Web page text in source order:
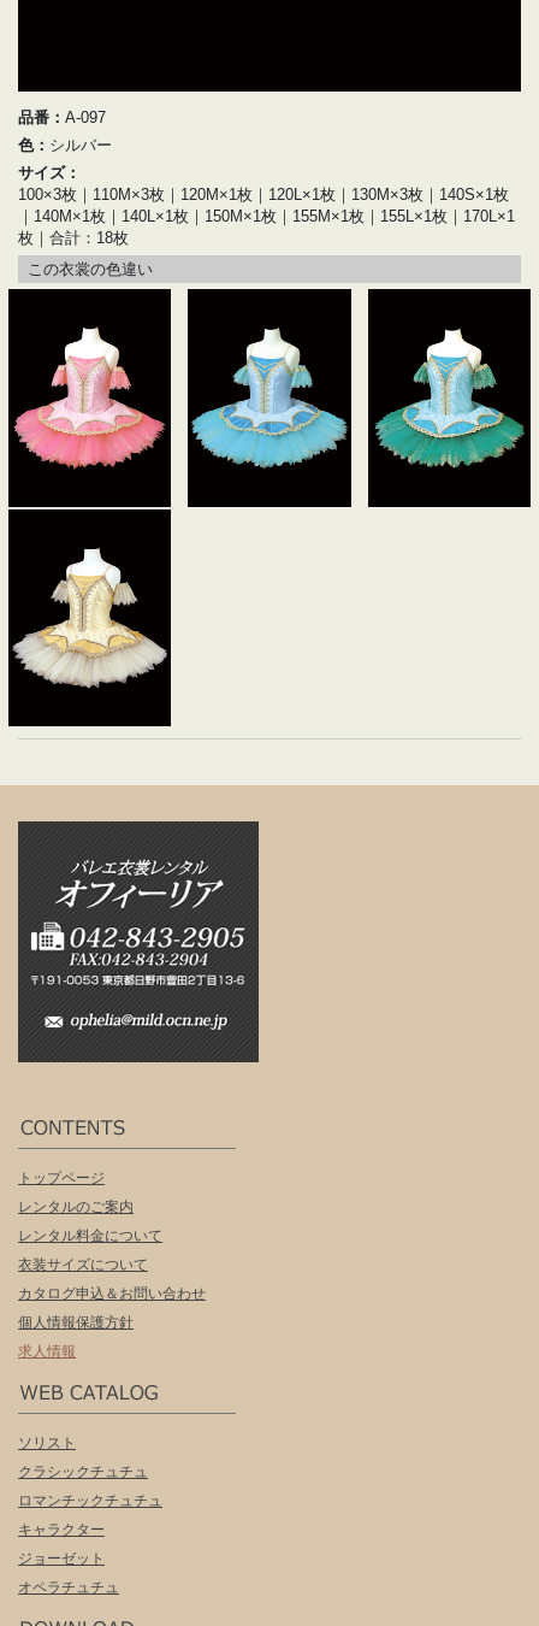
品番： A-097
色： シルバー
サイズ：
100×3枚｜110M×3枚｜120M×1枚｜120L×1枚｜130M×3枚｜140S×1枚
｜140M×1枚｜140L×1枚｜150M×1枚｜155M×1枚｜155L×1枚｜170L×1
枚｜合計：18枚
この衣裳の色違い
トップページ
レンタルのご案内
レンタル料金について
衣装サイズについて
カタログ申込＆お問い合わせ
個人情報保護方針
求人情報
ソリスト
クラシックチュチュ
ロマンチックチュチュ
キャラクター
ジョーゼット
オペラチュチュ